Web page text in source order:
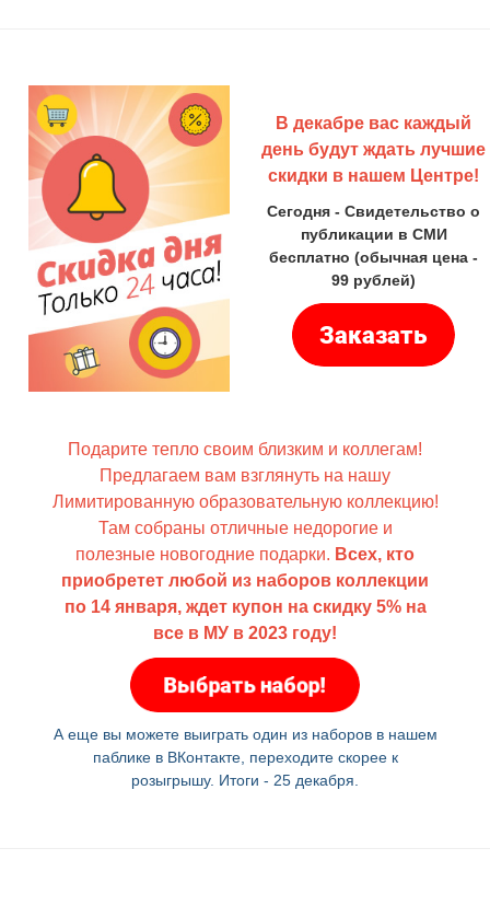
В декабре вас каждый
день будут ждать лучшие
скидки в нашем Центре!
Сегодня - Свидетельство о
публикации в СМИ
бесплатно (обычная цена -
99 рублей)
Подарите тепло своим близким и коллегам!
Предлагаем вам взглянуть на нашу
Лимитированную образовательную коллекцию!
Там собраны отличные недорогие и
полезные новогодние подарки. Всех, кто
приобретет любой из наборов коллекции
по 14 января, ждет купон на скидку 5% на
все в МУ в 2023 году!
А еще вы можете выиграть один из наборов в нашем
паблике в ВКонтакте, переходите скорее к
розыгрышу. Итоги - 25 декабря.